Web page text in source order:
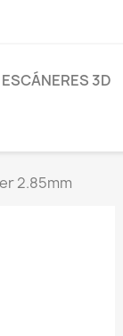
ESCÁNERES 3D
2.85mm